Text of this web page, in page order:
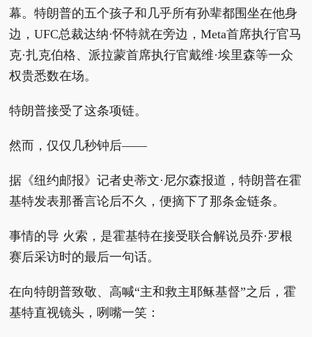
幕。特朗普的五个孩子和几乎所有孙辈都围坐在他身
边，UFC总裁达纳·怀特就在旁边，Meta首席执行官马
克·扎克伯格、派拉蒙首席执行官戴维·埃里森等一众
权贵悉数在场。
特朗普接受了这条项链。
然而，仅仅几秒钟后——
据《纽约邮报》记者史蒂文·尼尔森报道，特朗普在霍
基特发表那番言论后不久，便摘下了那条金链条。
事情的导 火索，是霍基特在接受联合解说员乔·罗根
赛后采访时的最后一句话。
在向特朗普致敬、高喊“主和救主耶稣基督”之后，霍
基特直视镜头，咧嘴一笑：